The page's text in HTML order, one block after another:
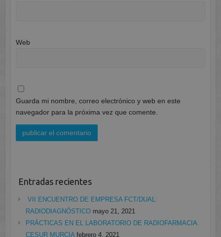
Web
Guarda mi nombre, correo electrónico y web en este
navegador para la próxima vez que comente.
Entradas recientes
VII ENCUENTRO DE EMPRESA FCT/DUAL:
RADIODIAGNÓSTICO mayo 21, 2021
PRÁCTICAS EN EL LABORATORIO DE RADIOFARMACIA.
CESUR MURCIA febrero 4, 2021